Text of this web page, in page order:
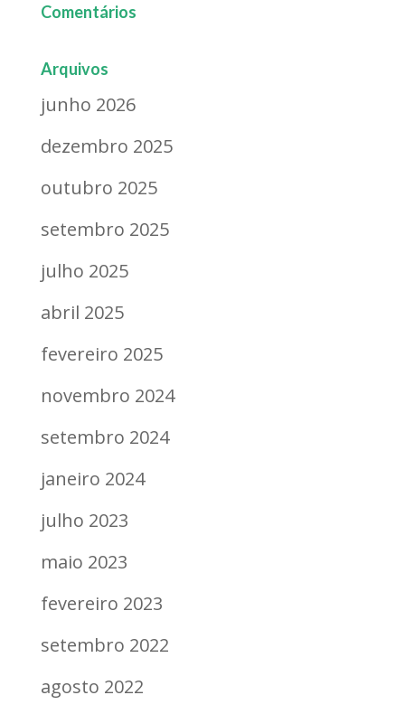
Comentários
Arquivos
junho 2026
dezembro 2025
outubro 2025
setembro 2025
julho 2025
abril 2025
fevereiro 2025
novembro 2024
setembro 2024
janeiro 2024
julho 2023
maio 2023
fevereiro 2023
setembro 2022
agosto 2022